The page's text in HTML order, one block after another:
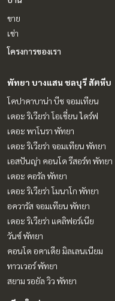
ขาย
เช่า
โครงการของเรา
พัทยา บางแสน ชลบุรี สัตหีบ
โคปาคาบาน่า บีช จอมเทียน
เดอะ ริเวียร่า โอเชี่ยน ไดร์ฟ
เดอะ พาโนรา พัทยา
เดอะ ริเวียร่า จอมเทียน พัทยา
เอสปันญ่า คอนโด รีสอร์ท พัทยา
เดอะ คอรัล พัทยา
เดอะ ริเวียร่า โมนาโก พัทยา
อควารัส จอมเทียน พัทยา
เดอะ ริเวียร่า แคลิฟอร์เนีย
วันซ์ พัทยา
คอนโด อคาเดีย มิลเลนเนียม
ทาวเวอร์ พัทยา
สยาม รอยัล วิว พัทยา